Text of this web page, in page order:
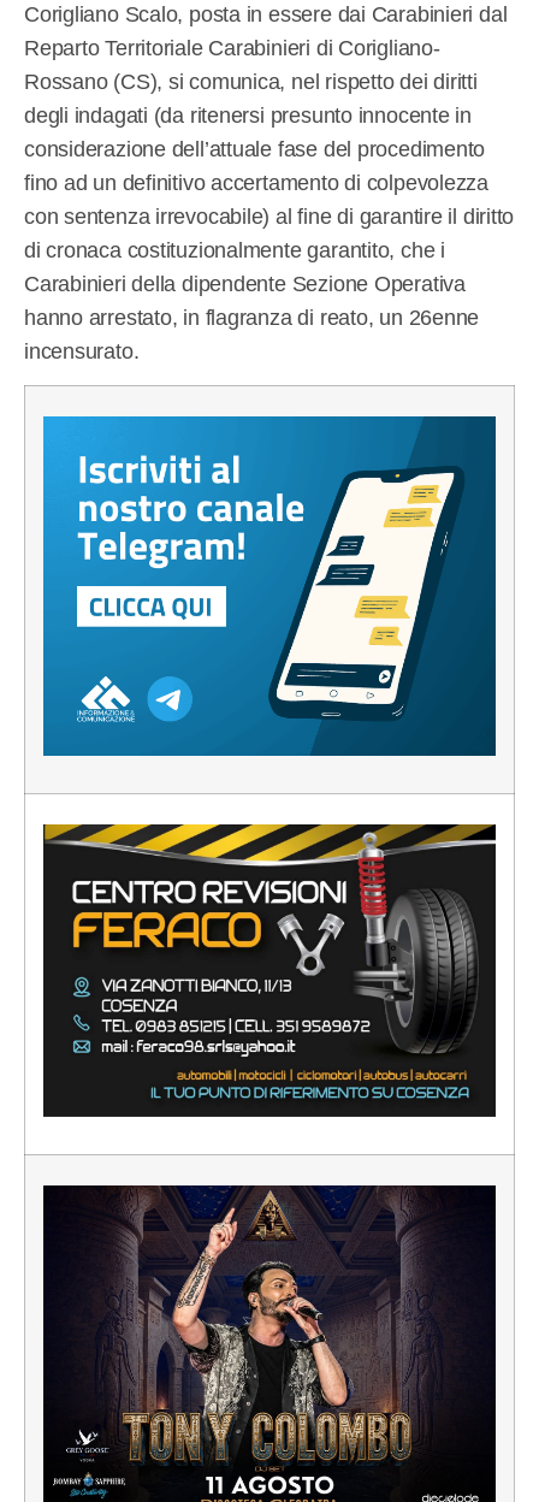
Corigliano Scalo, posta in essere dai Carabinieri dal
Reparto Territoriale Carabinieri di Corigliano-
Rossano (CS), si comunica, nel rispetto dei diritti
degli indagati (da ritenersi presunto innocente in
considerazione dell’attuale fase del procedimento
fino ad un definitivo accertamento di colpevolezza
con sentenza irrevocabile) al fine di garantire il diritto
di cronaca costituzionalmente garantito, che i
Carabinieri della dipendente Sezione Operativa
hanno arrestato, in flagranza di reato, un 26enne
incensurato.